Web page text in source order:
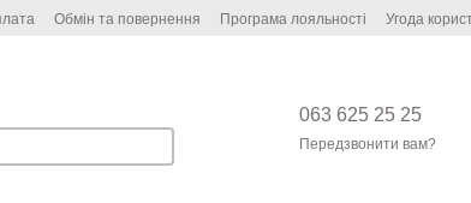
Обмін та повернення Програма лояльності Угода
063 625 25 25
Передзвонити вам?